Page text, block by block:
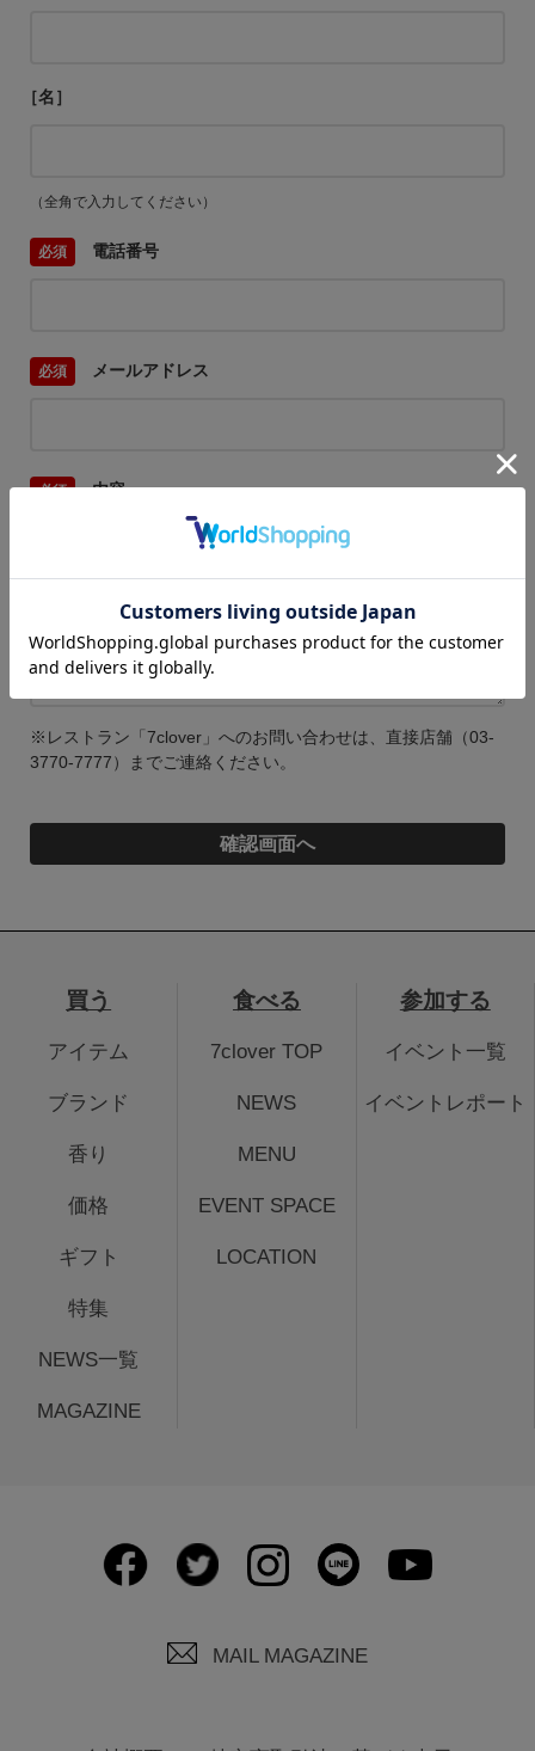
［名］
（全角で入力してください）
電話番号
メールアドレス
内容
※レストラン「7clover」へのお問い合わせは、直接店舗（03-
3770-7777）までご連絡ください。
買う
アイテム
ブランド
香り
価格
ギフト
特集
NEWS一覧
MAGAZINE
食べる
7clover TOP
NEWS
MENU
EVENT SPACE
LOCATION
参加する
イベント一覧
イベントレポート
MAIL MAGAZINE